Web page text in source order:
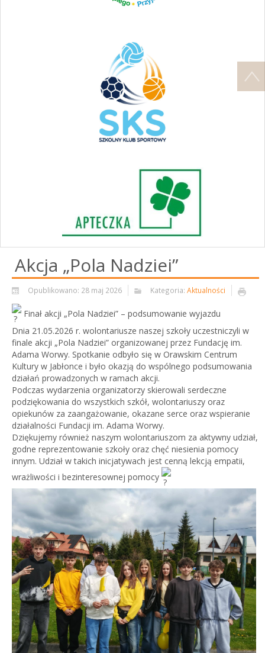
Akcja „Pola Nadziei”
Opublikowano: 28 maj 2026 Kategoria: Aktualności
Finał akcji „Pola Nadziei” – podsumowanie wyjazdu
Dnia 21.05.2026 r. wolontariusze naszej szkoły uczestniczyli w
finale akcji „Pola Nadziei” organizowanej przez Fundację im.
Adama Worwy. Spotkanie odbyło się w Orawskim Centrum
Kultury w Jabłonce i było okazją do wspólnego podsumowania
działań prowadzonych w ramach akcji.
Podczas wydarzenia organizatorzy skierowali serdeczne
podziękowania do wszystkich szkół, wolontariuszy oraz
opiekunów za zaangażowanie, okazane serce oraz wspieranie
działalności Fundacji im. Adama Worwy.
Dziękujemy również naszym wolontariuszom za aktywny udział,
godne reprezentowanie szkoły oraz chęć niesienia pomocy
innym. Udział w takich inicjatywach jest cenną lekcją empatii,
wrażliwości i bezinteresownej pomocy